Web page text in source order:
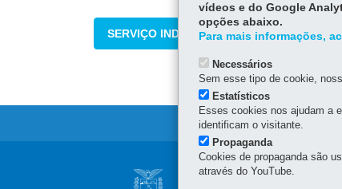
SERVIÇO INDISPONÍVEL NO MOMENTO
Navegação
vídeos e do Google
opções abaixo.
Para mais informações,
Necessários
Sem esse tipo de cookie,
Estatísticos
Esses cookies nos ajudam a
identificam o visitante.
Propaganda
Cookies de propaganda são
através do YouTube.